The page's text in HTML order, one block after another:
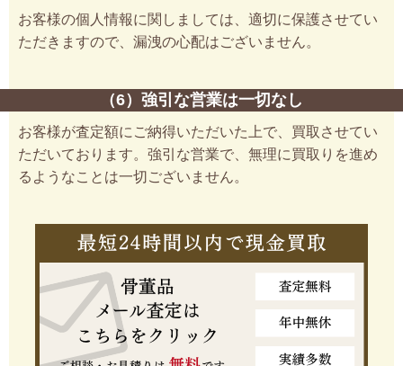
お客様の個人情報に関しましては、適切に保護させてい
ただきますので、漏洩の心配はございません。
（6）強引な営業は一切なし
お客様が査定額にご納得いただいた上で、買取させてい
ただいております。強引な営業で、無理に買取りを進め
るようなことは一切ございません。